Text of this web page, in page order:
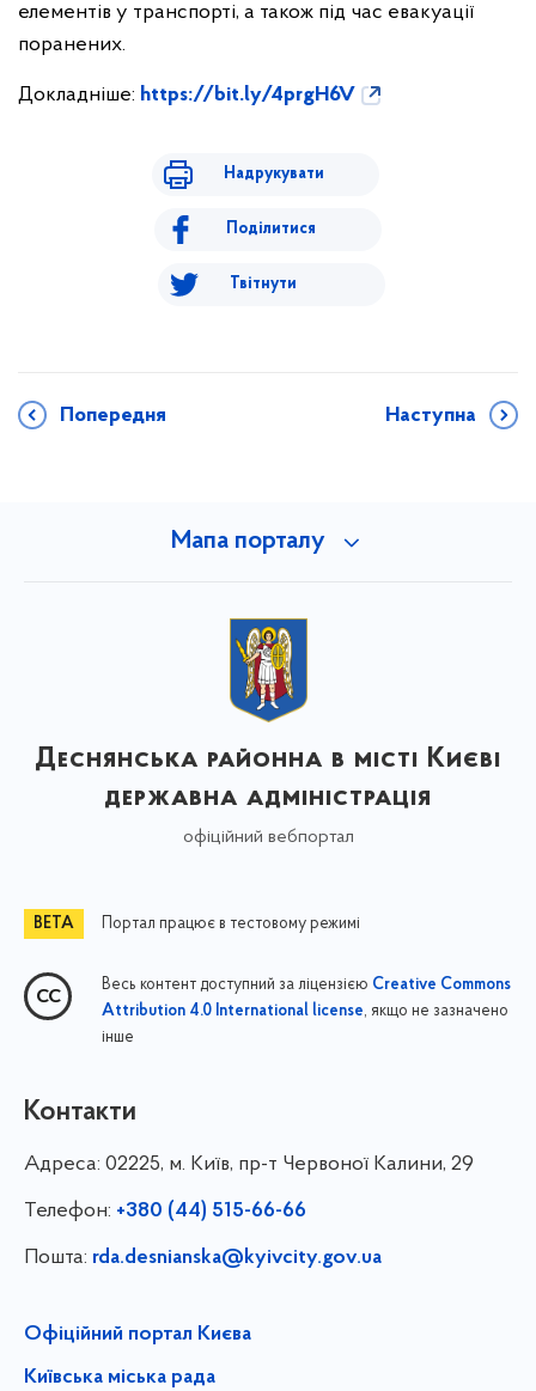
елементів у транспорті, а також під час евакуації
поранених.
Докладніше: https://bit.ly/4prgH6V
Надрукувати
Поділитися
Твітнути
Попередня Наступна
Мапа порталу
Деснянська районна в місті Києві
державна адміністрація
офіційний вебпортал
Портал працює в тестовому режимі
Весь контент доступний за ліцензією Creative Commons
Attribution 4.0 International license, якщо не зазначено
інше
Контакти
Адреса: 02225, м. Київ, пр-т Червоної Калини, 29
Телефон: +380 (44) 515-66-66
Пошта: rda.desnianska@kyivcity.gov.ua
Офіційний портал Києва
Київська міська рада